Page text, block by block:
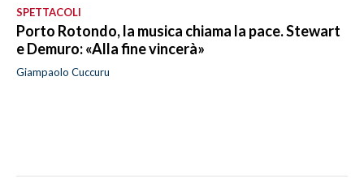
SPETTACOLI
Porto Rotondo, la musica chiama la pace. Stewart
e Demuro: «Alla fine vincerà»
Giampaolo Cuccuru